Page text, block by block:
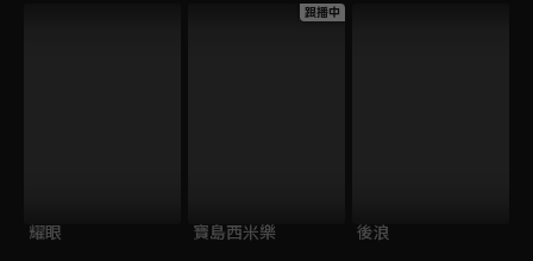
耀眼
跟播中
寶島西米樂 後浪